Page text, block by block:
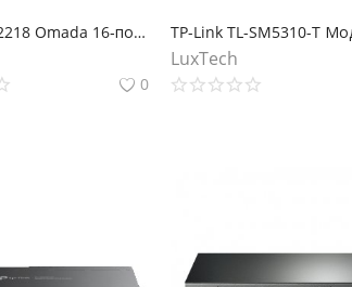
TP-Link SG2218 Omada 16‑портовый гигабитный управляемый коммутатор Smart с 2 SFP‑слотами
0
LuxTech